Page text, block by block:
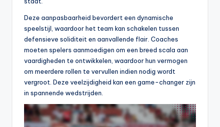
Deze aanpasbaarheid bevordert een dynamische
speelstijl, waardoor het team kan schakelen tussen
defensieve soliditeit en aanvallende flair. Coaches
moeten spelers aanmoedigen om een breed scala aan
vaardigheden te ontwikkelen, waardoor hun vermogen
om meerdere rollen te vervullen indien nodig wordt
vergroot. Deze veelzijdigheid kan een game-changer zijn
in spannende wedstrijden.